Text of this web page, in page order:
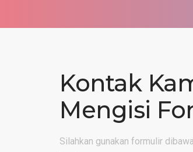
Kontak
Mengisi
Silahkan gunakan formulir